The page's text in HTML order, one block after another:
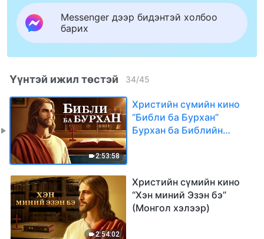
Messenger дээр бидэнтэй холбоо
барих
Үүнтэй ижил төстэй 34/45
2:53:58
Христийн сүмийн кино
“Библи ба Бурхан”
Бурхан ба Библийн
2:54:02
Христийн сүмийн кино
“Хэн миний Эзэн бэ”
(Монгол хэлээр)